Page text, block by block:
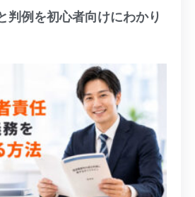
判例を初心者向けにわかり